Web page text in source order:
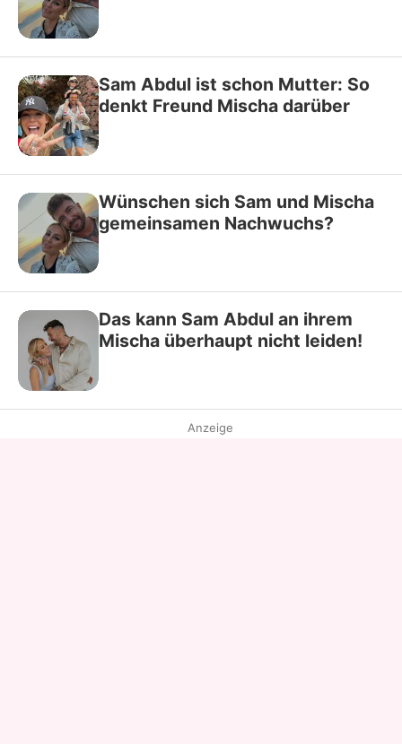
Sam Abdul ist schon Mutter: So
denkt Freund Mischa darüber
Wünschen sich Sam und Mischa
gemeinsamen Nachwuchs?
Das kann Sam Abdul an ihrem
Mischa überhaupt nicht leiden!
Anzeige